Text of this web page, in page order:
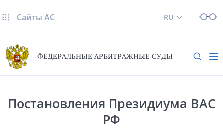
RU
Сайты AC
ФЕДЕРАЛЬНЫЕ АРБИТРАЖНЫЕ СУДЫ
Постановления Президиума ВАС
РФ